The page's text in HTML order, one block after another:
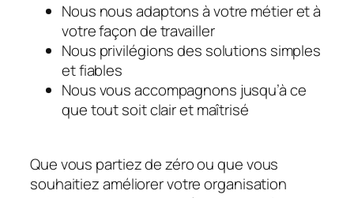
Nous nous adaptons à votre métier et à
votre façon de travailler
Nous privilégions des solutions simples
et fiables
Nous vous accompagnons jusqu’à ce
que tout soit clair et maîtrisé
Que vous partiez de zéro ou que vous
souhaitiez améliorer votre organisation